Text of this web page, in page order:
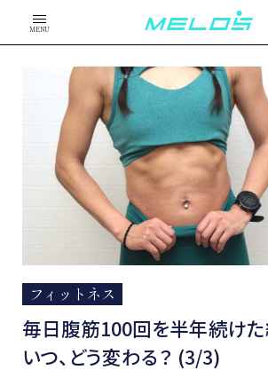
MENU
フィットネス
毎日腹筋100回を半年続け
いつ、どう変わる？ (3/3)